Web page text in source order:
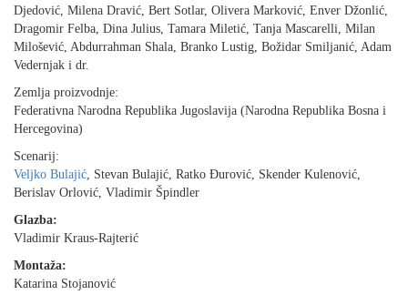
Djedović, Milena Dravić, Bert Sotlar, Olivera Marković, Enver Džonlić,
Dragomir Felba, Dina Julius, Tamara Miletić, Tanja Mascarelli, Milan
Milošević, Abdurrahman Shala, Branko Lustig, Božidar Smiljanić, Adam
Vedernjak i dr.
Zemlja proizvodnje:
Federativna Narodna Republika Jugoslavija (Narodna Republika Bosna i
Hercegovina)
Scenarij:
Veljko Bulajić, Stevan Bulajić, Ratko Ðurović, Skender Kulenović,
Berislav Orlović, Vladimir Špindler
Glazba:
Vladimir Kraus-Rajterić
Montaža:
Katarina Stojanović